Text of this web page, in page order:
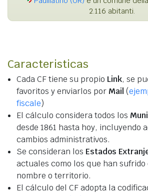
2.116 abitanti.
Caracteristicas
Cada CF tiene su propio Link, se
favoritos y enviarlos por Mail (
fiscale)
El cálculo considera todos los
desde 1861 hasta hoy, incluyendo
cambios administrativos.
Se consideran los Estados
actuales como los que han sufrido
nombre o territorio.
El cálculo del CF adopta la